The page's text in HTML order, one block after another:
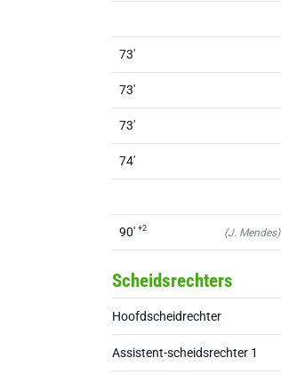
73'
73'
73'
74'
90' +2 (J. Mendes)
Scheidsrechters
Hoofdscheidrechter
Assistent-scheidsrechter 1